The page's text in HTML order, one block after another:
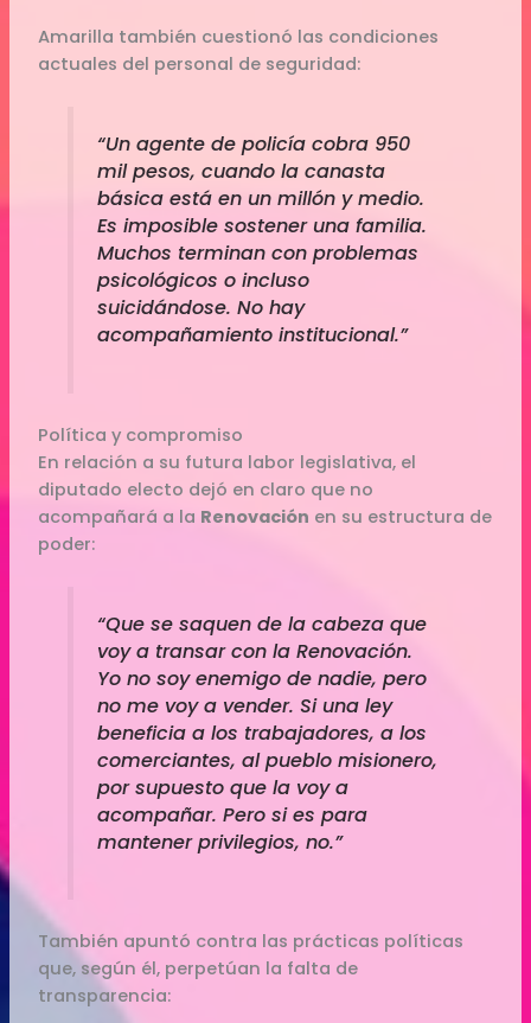
Amarilla también cuestionó las condiciones
actuales del personal de seguridad:
“Un agente de policía cobra 950
mil pesos, cuando la canasta
básica está en un millón y medio.
Es imposible sostener una familia.
Muchos terminan con problemas
psicológicos o incluso
suicidándose. No hay
acompañamiento institucional.”
Política y compromiso
En relación a su futura labor legislativa, el
diputado electo dejó en claro que no
acompañará a la Renovación en su estructura de
poder:
“Que se saquen de la cabeza que
voy a transar con la Renovación.
Yo no soy enemigo de nadie, pero
no me voy a vender. Si una ley
beneficia a los trabajadores, a los
comerciantes, al pueblo misionero,
por supuesto que la voy a
acompañar. Pero si es para
mantener privilegios, no.”
También apuntó contra las prácticas políticas
que, según él, perpetúan la falta de
transparencia: